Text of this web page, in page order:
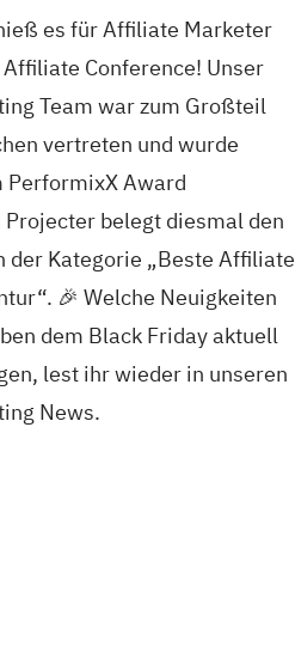
es für Affiliate Marketer
Conference! Unser
Team war zum Großteil
vertreten und wurde
Award
belegt diesmal den
der Kategorie „Beste Affiliate
🎉 Welche Neuigkeiten
dem Black Friday aktuell
lest ihr wieder in unseren
News.